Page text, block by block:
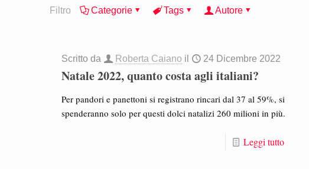
Filtro Categorie Tags Autore
Scritto da Roberta Caiano il 24 Dicembre 2022
Natale 2022, quanto costa agli italiani?
Per pandori e panettoni si registrano rincari dal 37 al 59%, si
spenderanno solo per questi dolci natalizi 260 milioni in più.
Leggi tutto